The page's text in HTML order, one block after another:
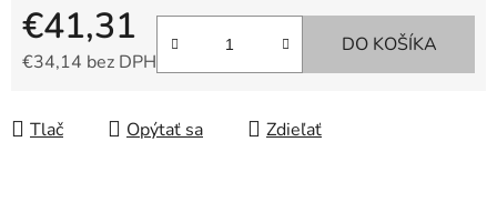
€41,31
€34,14 bez DPH
DO KOŠÍKA
Tlač Opýtať sa Zdieľať